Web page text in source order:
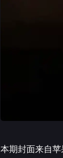
本期封面来自苹